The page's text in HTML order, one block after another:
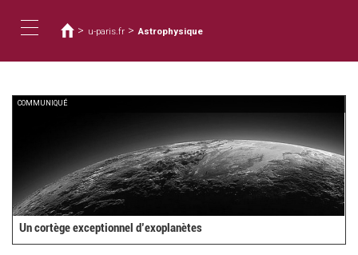
容
navigation
在
這
裡
> u-paris.fr > Astrophysique
COMMUNIQUÉ
Un cortège exceptionnel d’exoplanètes